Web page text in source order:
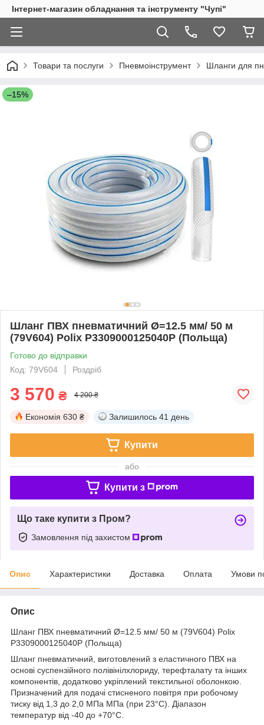
Інтернет-магазин обладнання та інструменту "Чупі"
Товари та послуги Пневмоінструмент Шланги для
–15%
Шланг ПВХ пневматичний Ø=12.5 мм/ 50 м
(79V604) Polix P3309000125040P (Польща)
Готово до відправки
Код: 79V604
Роздріб
3 570 ₴ 4 200 ₴
Економія 630 ₴ Залишилось 41 день
Купити
або
Купити з
Що таке купити з Пром?
Замовлення під захистом
Опис Характеристики Доставка Оплата Умови
Опис
Шланг ПВХ пневматичний Ø=12.5 мм/ 50 м (79V604) Polix
P3309000125040P (Польща)
Шланг пневматичний, виготовлений з еластичного ПВХ на
основі суспензійного полівінілхлориду, терефталату та інших
компонентів, додатково укріплений текстильної оболонкою.
Призначений для подачі стисненого повітря при робочому
тиску від 1,3 до 2,0 МПа МПа (при 23°С). Діапазон
температур від -40 до +70°С.